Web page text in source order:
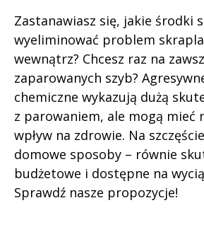
Zastanawiasz się, jakie środki
wyeliminować problem
wewnątrz? Chcesz raz na
zaparowanych szyb?
chemiczne wykazują dużą
z parowaniem, ale mogą mieć
wpływ na zdrowie. Na
domowe sposoby – równie
budżetowe i dostępne na
Sprawdź nasze propozycje!